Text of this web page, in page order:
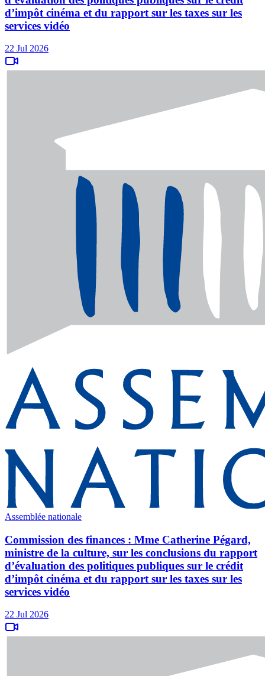
d’impôt cinéma et du rapport sur les taxes sur les
services vidéo
22 Jul 2026
Assemblée nationale
Commission des finances : Mme Catherine Pégard,
ministre de la culture, sur les conclusions du rapport
d’évaluation des politiques publiques sur le crédit
d’impôt cinéma et du rapport sur les taxes sur les
services vidéo
22 Jul 2026